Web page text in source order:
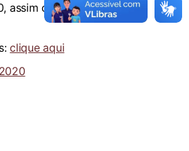
assim como o Gabarito
clique aqui